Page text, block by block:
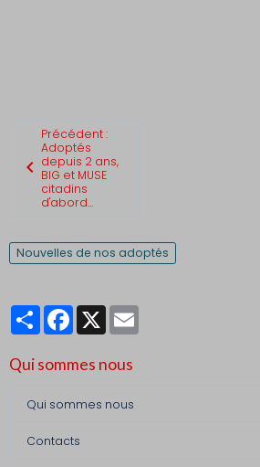
Précédent :
Adoptés
depuis 2 ans,
BIG et MUSE
citadins
d'abord...
Nouvelles de nos adoptés
PartagerFacebook
X
Qui sommes nous
Qui sommes nous
Contacts